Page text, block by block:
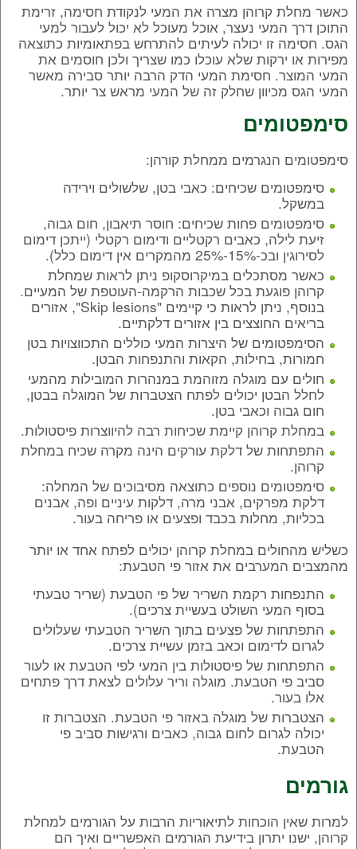
כאשר מחלת קרוהן מצרה את המעי לנקודת חסימה, זרימת
התוכן דרך המעי נעצר, אוכל מעוכל לא יכול לעבור למעי
הגס. חסימה זו יכולה לעיתים להתרחש בפתאומיות כתוצאה
מפירות או ירקות שלא עוכלו כמו שצריך ולכן חוסמים את
המעי המוצר. חסימת המעי הדק הרבה יותר סבירה מאשר
המעי הגס מכיוון שחלק זה של המעי מראש צר יותר.
סימפטומים
סימפטומים הנגרמים ממחלת קורהן:
סימפטומים שכיחים: כאבי בטן, שלשולים וירידה
במשקל.
סימפטומים פחות שכיחים: חוסר תיאבון, חום גבוה,
זיעת לילה, כאבים רקטליים ודימום רקטלי (ייתכן דימום
לסירוגין ובכ-15%-25% מהמקרים אין דימום כלל).
כאשר מסתכלים במיקרוסקופ ניתן לראות שמחלת
קרוהן פוגעת בכל שכבות הרקמה-העוטפת של המעיים.
בנוסף, ניתן לראות כי קיימים "Skip lesions", אזורים
בריאים החוצצים בין אזורים דלקתיים.
הסימפטומים של היצרות המעי כוללים התכווצויות בטן
חמורות, בחילות, הקאות והתנפחות הבטן.
חולים עם מוגלה מזוהמת במנהרות המובילות מהמעי
לחלל הבטן יכולים לפתח הצטברות של המוגלה בבטן,
חום גבוה וכאבי בטן.
במחלת קרוהן קיימת שכיחות רבה להיווצרות פיסטולות.
התפתחות של דלקת עורקים הינה מקרה שכיח במחלת
קרוהן.
סימפטומים נוספים כתוצאה מסיבוכים של המחלה:
דלקת מפרקים, אבני מרה, דלקות עיניים ופה, אבנים
בכליות, מחלות בכבד ופצעים או פריחה בעור.
כשליש מהחולים במחלת קרוהן יכולים לפתח אחד או יותר
מהמצבים המערבים את אזור פי הטבעת:
התנפחות רקמת השריר של פי הטבעת (שריר טבעתי
בסוף המעי השולט בעשיית צרכים).
התפתחות של פצעים בתוך השריר הטבעתי שעלולים
לגרום לדימום וכאב בזמן עשיית צרכים.
התפתחות של פיסטולות בין המעי לפי הטבעת או לעור
סביב פי הטבעת. מוגלה וריר עלולים לצאת דרך פתחים
אלו בעור.
הצטברות של מוגלה באזור פי הטבעת. הצטברות זו
יכולה לגרום לחום גבוה, כאבים ורגישות סביב פי
הטבעת.
גורמים
למרות שאין הוכחות לתיאוריות הרבות על הגורמים למחלת
קרוהן, ישנו יתרון בידיעת הגורמים האפשריים ואיך הם